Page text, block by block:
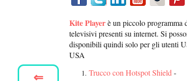
Kite Playerè un piccolo programma
televisivi presenti su internet. Si
disponibili quindi solo per gli utenti
USA
Trucco con Hotspot Shield -
⇐